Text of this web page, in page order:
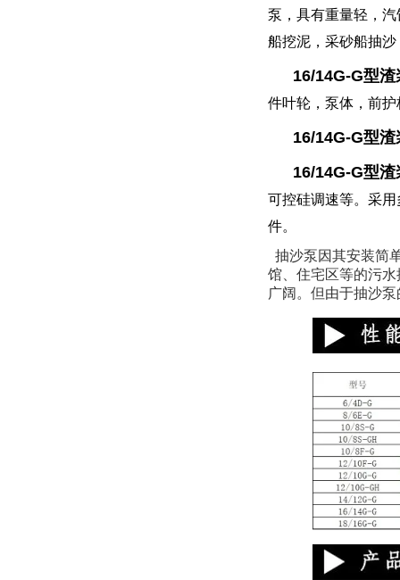
泵，具有重量轻，
船挖泥，采砂船抽
16/14G-G型渣
件叶轮，泵体，前
16/14G-G型渣
16/14G-G型渣
可控硅调速等。采
件。
抽沙泵因其安装简
馆、住宅区等的污
广阔。但由于抽沙